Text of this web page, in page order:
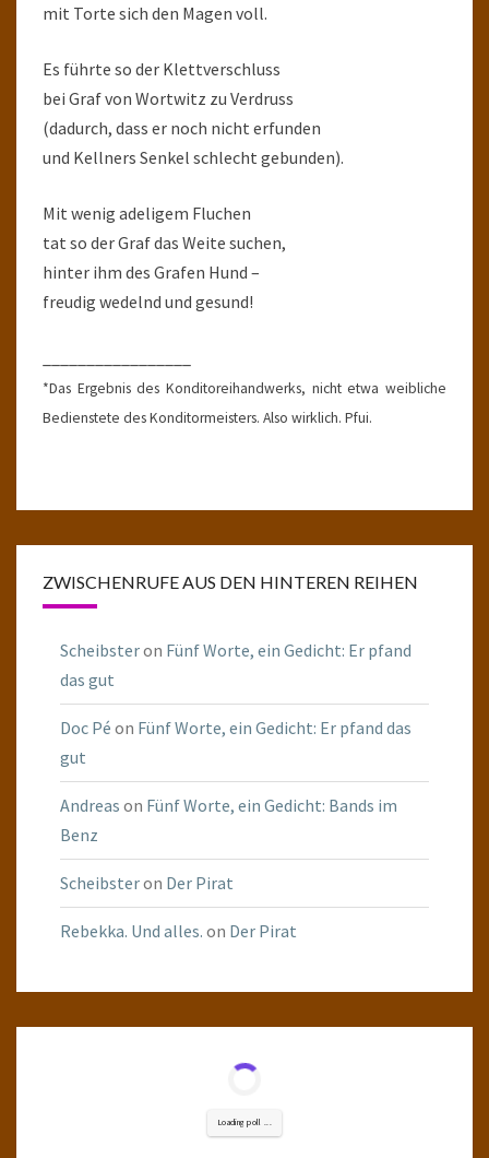
mit Torte sich den Magen voll.
Es führte so der Klettverschluss
bei Graf von Wortwitz zu Verdruss
(dadurch, dass er noch nicht erfunden
und Kellners Senkel schlecht gebunden).
Mit wenig adeligem Fluchen
tat so der Graf das Weite suchen,
hinter ihm des Grafen Hund –
freudig wedelnd und gesund!
*Das Ergebnis des Konditoreihandwerks, nicht etwa weibliche
Bedienstete des Konditormeisters. Also wirklich. Pfui.
ZWISCHENRUFE AUS DEN HINTEREN REIHEN
Scheibsteron Fünf Worte, ein Gedicht: Er pfand
das gut
Doc Pé on Fünf Worte, ein Gedicht: Er pfand das
gut
Andreas on Fünf Worte, ein Gedicht: Bands im
Benz
Scheibsteron Der Pirat
Rebekka. Und alles. on Der Pirat
Loading poll ...